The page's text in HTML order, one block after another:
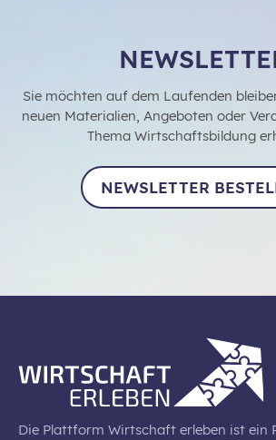
Sie möchten auf dem Laufenden
neuen Materialien, Angeboten oder
Thema Wirtschaftsbildung
NEWSLETTER
Die Plattform Wirtschaft erleben ist ein